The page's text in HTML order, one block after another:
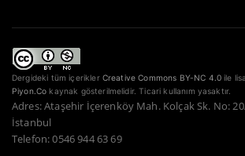
Dergideki tüm içerikler Creative Commons BY-NC 4.0 ile
Piyon.Co kaynak gösterilmelidir. Ticari kullanım yasaktır.
Adres: Ataşehir İçerenköy Mah. Kolçak Sk. No:
İstanbul
Telefon: 0546 944 63 69